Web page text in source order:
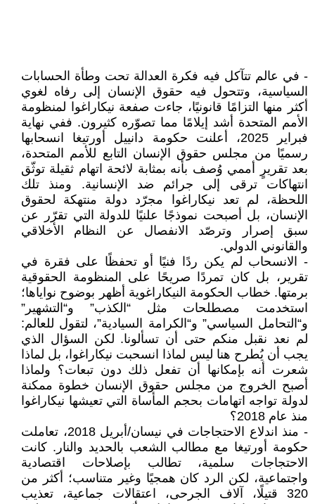
- في عالم تتآكل فيه فكرة العدالة تحت وطأة الحسابات
السياسية، وتتحول فيه حقوق الإنسان إلى رفاه لغوي
أكثر منها التزامًا قانونيًا، جاءت صفعة نيكاراغوا لمنظومة
الأمم المتحدة أشد إيلامًا مما تصوّره كثيرون. ففي نهاية
فبراير 2025، أعلنت حكومة دانييل أورتيغا انسحابها
رسميًا من مجلس حقوق الإنسان التابع للأمم المتحدة،
بعد تقريرٍ أممي وُصف بأنه بمثابة لائحة اتهام ثقيلة توثّق
انتهاكات ترقى إلى جرائم ضد الإنسانية. ومنذ تلك
اللحظة، لم تعد نيكاراغوا مجرّد دولة منتهكة لحقوق
الإنسان، بل أصبحت نموذجًا علنيًا للدولة التي تقرّر عن
سبق إصرار وترصّد الانفصال عن النظام الأخلاقي
والقانوني الدولي.
- الانسحاب لم يكن ردًا فنيًا أو تحفظًا على فقرة في
تقرير، بل كان تمردًا صريحًا على المنظومة الحقوقية
برمتها. خطاب الحكومة النيكاراغوية أظهر بوضوح نواياها؛
استخدمت مصطلحات مثل “الكذب” و“التشهير”
و“التحامل السياسي” و“الكرامة السيادية”، لتقول للعالم:
لم نعد نقبل منكم حتى أن تسألونا. لكن السؤال الذي
يجب أن يُطرح هنا ليس لماذا انسحبت نيكاراغوا، بل لماذا
شعرت أنه بإمكانها أن تفعل ذلك دون تبعات؟ ولماذا
أصبح الخروج من مجلس حقوق الإنسان خطوة ممكنة
لدولة تواجه اتهامات بحجم المأساة التي تعيشها نيكاراغوا
منذ عام 2018؟
- منذ اندلاع الاحتجاجات في نيسان/أبريل 2018، تعاملت
حكومة أورتيغا مع مطالب الشعب بالحديد والنار. كانت
الاحتجاجات سلمية، تطالب بإصلاحات اقتصادية
واجتماعية، لكن الرد كان همجيًا وغير متناسب؛ أكثر من
320 قتيلًا، آلاف الجرحى، اعتقالات جماعية، تعذيب